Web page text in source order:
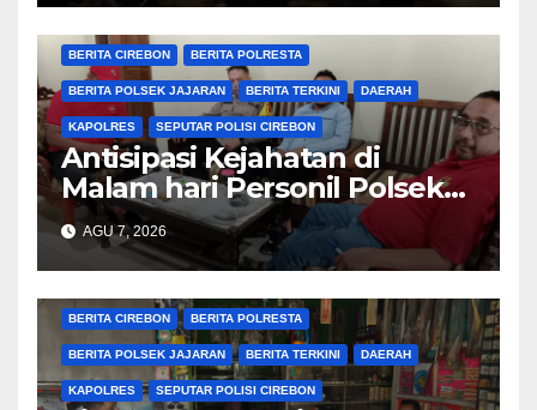
BERITA CIREBON BERITA POLRESTA
BERITA POLSEK JAJARAN BERITA TERKINI DAERAH
KAPOLRES SEPUTAR POLISI CIREBON
Antisipasi Kejahatan di
Malam hari Personil Polsek
Plered Polresta Cirebon
Laksanakan Patroli
AGU 7, 2026
BERITA CIREBON BERITA POLRESTA
BERITA POLSEK JAJARAN BERITA TERKINI DAERAH
KAPOLRES SEPUTAR POLISI CIREBON